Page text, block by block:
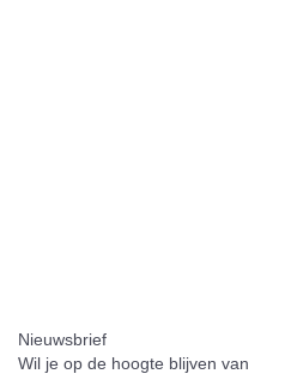
Nieuwsbrief
Wil je op de hoogte blijven van